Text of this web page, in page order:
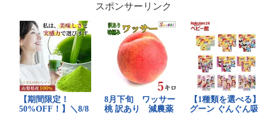
スポンサーリンク